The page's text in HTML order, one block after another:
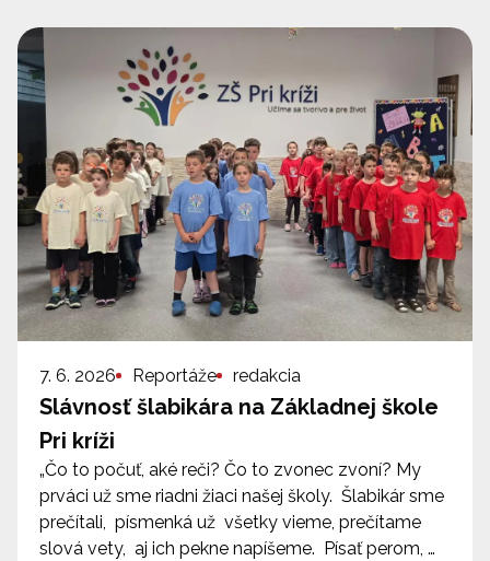
7. 6. 2026 Reportáže redakcia
Slávnosť šlabikára na Základnej škole
Pri kríži
„Čo to počuť, aké reči? Čo to zvonec zvoní? My
prváci už sme riadni žiaci našej školy. Šlabikár sme
prečítali, písmenká už všetky vieme, prečítame
slová vety, aj ich pekne napíšeme. Písať perom, …